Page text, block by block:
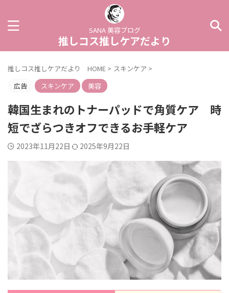
SANA 美容ブログ
推しコス推しケアだより
推しコス推しケアだより HOME > スキンケア >
広告
スキンケア 美容
韓国生まれのトナーパッドで角質ケア 時
短でざらつきオフできるお手軽ケア
2023年11月22日 2025年9月22日